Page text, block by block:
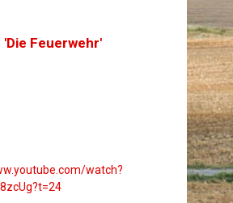
'Die Feuerwehr'
watch?